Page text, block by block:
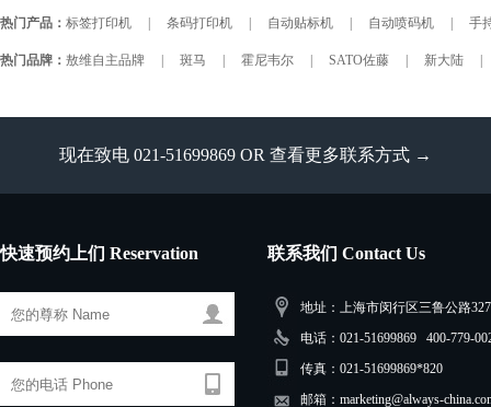
热门产品： 标签打印机 条码打印机 自动贴标机 自动喷码机 手
热门品牌： 敖维自主品牌 斑马 霍尼韦尔 SATO佐藤 新大陆
现在致电 021-51699869 OR 查看更多联系方式 →
快速预约上们 Reservation 联系我们 Contact Us
地址：上海市闵行区三鲁公路
电话：021-51699869 400-779-
传真：021-51699869*820
邮箱：marketing@always-